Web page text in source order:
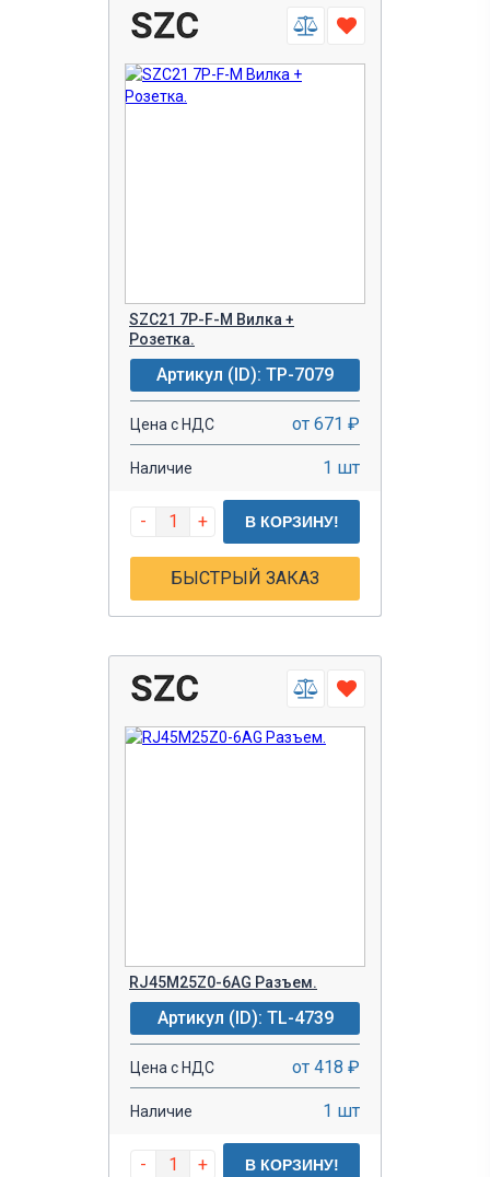
SZC21 7P-F-M Вилка +
Розетка.
Артикул (ID): TP-7079
Цена с НДС от 671 ₽
Наличие 1 шт
- + В КОРЗИНУ!
БЫСТРЫЙ ЗАКАЗ
RJ45M25Z0-6AG Разъем.
Артикул (ID): TL-4739
Цена с НДС от 418 ₽
Наличие 1 шт
- + В КОРЗИНУ!